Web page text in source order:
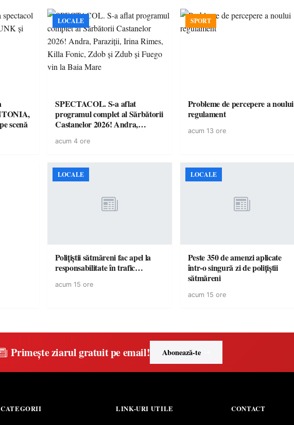
scenă
LOCALE
SPECTACOL. S-a aflat
programul complet al Sărbătorii
Castanelor 2026! Andra,
Fonic, Zdob și Zdub și Fuego
acum 4 ore
SPORT
Probleme de percepere a noului
regulament
acum 13 ore
LOCALE
Polițiștii sătmăreni fac apel la
responsabilitate în trafic…
acum 15 ore
LOCALE
Peste 350 de amenzi aplicate
într-o singură zi de polițiștii
sătmăreni
acum 15 ore
Primește ziarul gratuit pe email! Abonează-te
CATEGORII LINK-URI UTILE CONTACT